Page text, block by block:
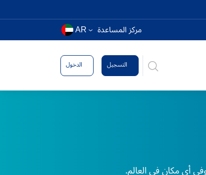
مركز المساعدة AR
التسجيل الدخول